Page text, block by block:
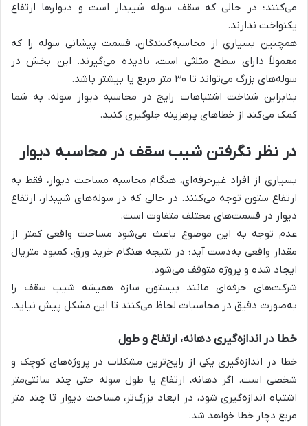
می‌کنند؛ در حالی که سقف سوله شیبدار است و دیوارها ارتفاع
یکنواخت ندارند.
همچنین بسیاری از محاسبه‌کنندگان، قسمت پیشانی سوله را که
معمولاً دارای سطح مثلثی است، نادیده می‌گیرند. این بخش در
سوله‌های بزرگ می‌تواند تا ۳۰ متر مربع یا بیشتر باشد.
بنابراین شناخت اشتباهات رایج در محاسبه دیوار سوله، به شما
کمک می‌کند از خطاهای پرهزینه جلوگیری کنید.
در نظر نگرفتن شیب سقف در محاسبه دیوار
بسیاری از افراد غیرحرفه‌ای، هنگام محاسبه مساحت دیوار، فقط به
ارتفاع ستون توجه می‌کنند. در حالی که در سوله‌های شیبدار، ارتفاع
دیوار در قسمت‌های مختلف متفاوت است.
عدم توجه به این موضوع باعث می‌شود مساحت واقعی کمتر از
مقدار واقعی به‌دست آید؛ در نتیجه هنگام خرید ورق، کمبود متریال
ایجاد شده و پروژه متوقف می‌شود.
شرکت‌های حرفه‌ای مانند بیستون سازه همیشه شیب سقف را
به‌صورت دقیق در محاسبات لحاظ می‌کنند تا این مشکل پیش نیاید.
خطا در اندازه‌گیری دهانه، ارتفاع و طول
خطا در اندازه‌گیری یکی از رایج‌ترین مشکلات در پروژه‌های کوچک و
شخصی است. اگر دهانه، ارتفاع یا طول سوله حتی چند سانتی‌متر
اشتباه اندازه‌گیری شود، در ابعاد بزرگ‌تر، مساحت دیوار تا چند متر
مربع دچار خطا خواهد شد.